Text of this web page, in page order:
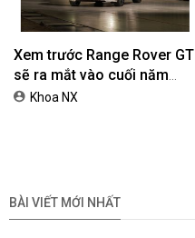
Xem trước Range Rover GT
sẽ ra mắt vào cuối năm
2026Khoa NX
BÀI VIẾT MỚI NHẤT